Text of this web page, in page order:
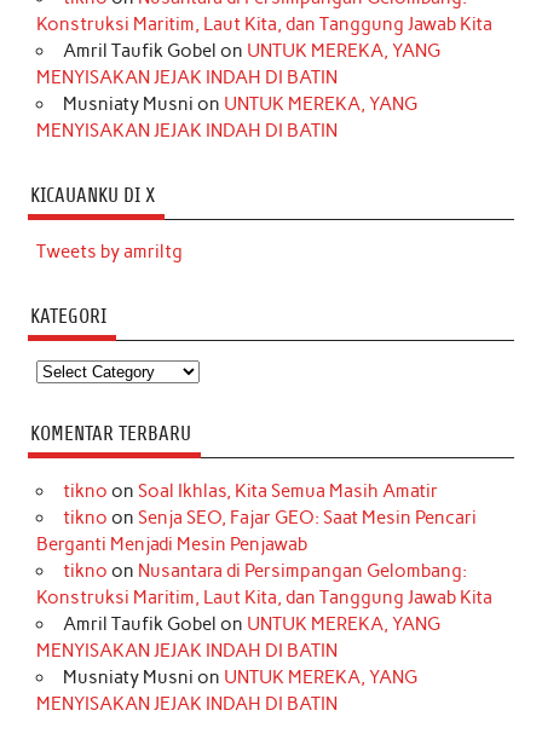
Konstruksi Maritim, Laut Kita, dan Tanggung Jawab Kita
Amril Taufik Gobel on UNTUK MEREKA, YANG
MENYISAKAN JEJAK INDAH DI BATIN
Musniaty Musni on UNTUK MEREKA, YANG
MENYISAKAN JEJAK INDAH DI BATIN
KICAUANKU DI X
Tweets by amriltg
KATEGORI
Kategori
KOMENTAR TERBARU
tikno on Soal Ikhlas, Kita Semua Masih Amatir
tikno on Senja SEO, Fajar GEO: Saat Mesin Pencari
Berganti Menjadi Mesin Penjawab
tikno on Nusantara di Persimpangan Gelombang:
Konstruksi Maritim, Laut Kita, dan Tanggung Jawab Kita
Amril Taufik Gobel on UNTUK MEREKA, YANG
MENYISAKAN JEJAK INDAH DI BATIN
Musniaty Musni on UNTUK MEREKA, YANG
MENYISAKAN JEJAK INDAH DI BATIN